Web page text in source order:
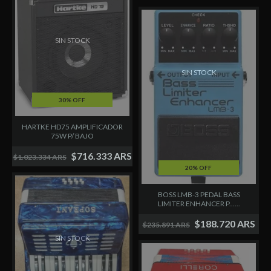
30% OFF
SIN STOCK
HARTKE HD75 AMPLIFICADOR
75W P/ BAJO
$1.023.334 ARS $716.333 ARS
20% OFF
SIN STOCK
BOSS LMB-3 PEDAL BASS
LIMITER ENHANCER P......
$235.891 ARS $188.720 ARS
SIN STOCK